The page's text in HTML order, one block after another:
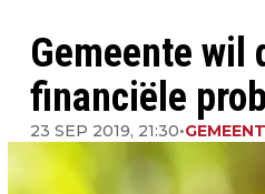
Gemeente wil
financiële
23 SEP 2019, 21:30•